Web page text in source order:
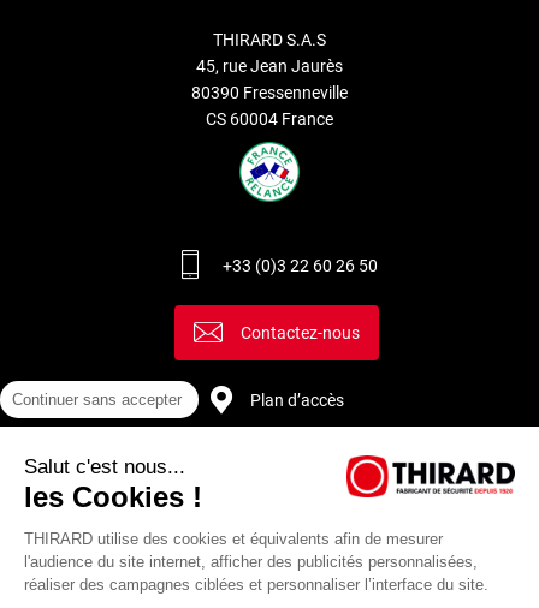
THIRARD S.A.S
45, rue Jean Jaurès
80390 Fressenneville
CS 60004 France
+33 (0)3 22 60 26 50
Contactez-nous
Plan d’accès
Continuer sans accepter
Salut c'est nous...
les Cookies !
THIRARD utilise des cookies et équivalents afin de mesurer
l'audience du site internet, afficher des publicités personnalisées,
réaliser des campagnes ciblées et personnaliser l’interface du site.